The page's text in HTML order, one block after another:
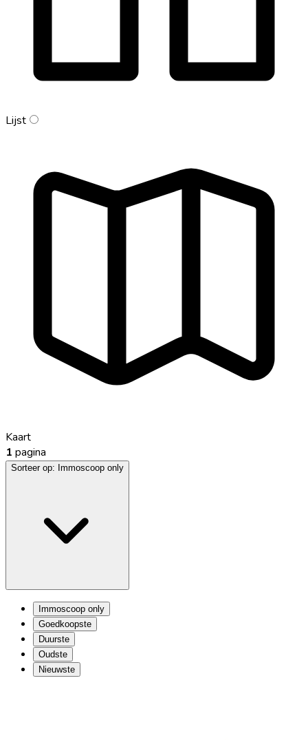
Lijst
Kaart
1 pagina
Sorteer op: Immoscoop only
Immoscoop only
Goedkoopste
Duurste
Oudste
Nieuwste